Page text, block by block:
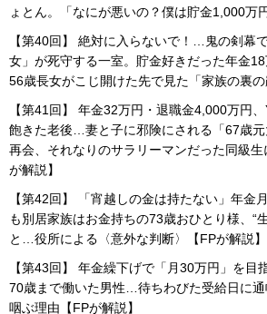
ょとん。「なにが悪いの？僕は貯金1,000万
【第40回】 絶対に入らないで！…鬼の剣幕
女」が死守する一室。貯金好きだった年金18
56歳長女がこじ開けた先で見た「家族の裏の
【第41回】 年金32万円・退職金4,000万円
飽きた老後…妻と子に邪険にされる「67歳
再会、それなりのサラリーマンだった同級
が解説】
【第42回】 「宵越しの金は持たない」年金
も別居家族はお金持ちの73歳おひとり様、“
と…役所による〈意外な判断〉【FPが解説】
【第43回】 年金繰下げで「月30万円」を目
70歳まで働いた男性…待ちわびた受給日に
咽ぶ理由【FPが解説】